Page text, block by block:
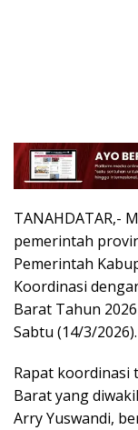
TANAHDATAR,-
pemerintah
Pemerintah
Koordinasi
Barat Tahun
Sabtu (14/3/2026).
Rapat koordinasi
Barat yang
Arry Yuswandi,